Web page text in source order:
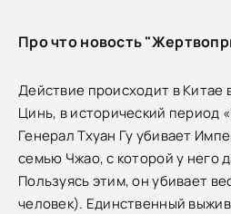
Про что новость
Действие происходит в Китае
Цинь, в исторический период
Генерал Тхуан Гу убивает
семью Чжао, с которой у него
Пользуясь этим, он убивает
человек). Единственный